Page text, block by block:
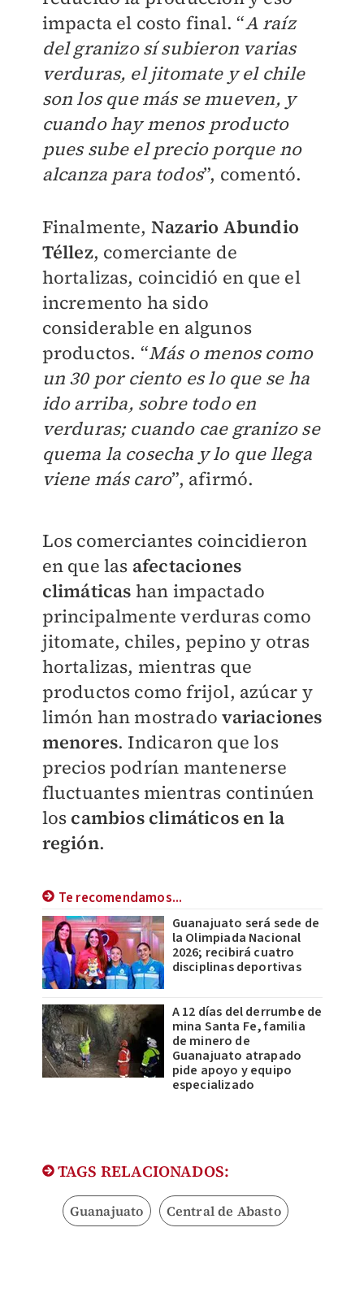
impacta el costo final. “A raíz
del granizo sí subieron varias
verduras, el jitomate y el chile
son los que más se mueven, y
cuando hay menos producto
pues sube el precio porque no
alcanza para todos”, comentó.
Finalmente, Nazario Abundio
Téllez, comerciante de
hortalizas, coincidió en que el
incremento ha sido
considerable en algunos
productos. “Más o menos como
un 30 por ciento es lo que se ha
ido arriba, sobre todo en
verduras; cuando cae granizo se
quema la cosecha y lo que llega
viene más caro”, afirmó.
Los comerciantes coincidieron
en que las afectaciones
climáticas han impactado
principalmente verduras como
jitomate, chiles, pepino y otras
hortalizas, mientras que
productos como frijol, azúcar y
limón han mostradovariaciones
menores. Indicaron que los
precios podrían mantenerse
fluctuantes mientras continúen
los cambios climáticos en la
región.
Te recomendamos...
Guanajuato será sede de
la Olimpiada Nacional
2026; recibirá cuatro
disciplinas deportivas
A 12 días del derrumbe de
mina Santa Fe, familia
de minero de
Guanajuato atrapado
pide apoyo y equipo
especializado
TAGS RELACIONADOS:
Guanajuato Central de Abasto